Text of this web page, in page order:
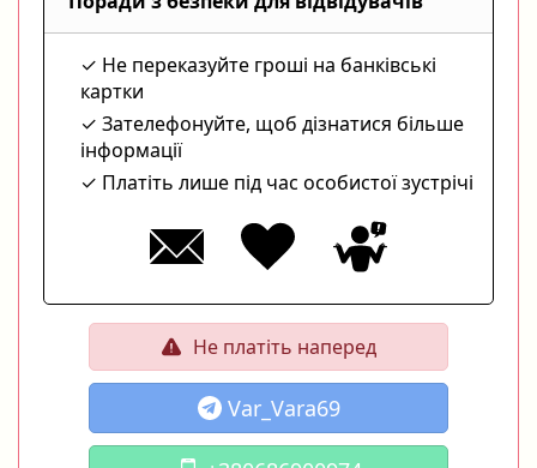
Не переказуйте гроші на банківські
картки
Зателефонуйте, щоб дізнатися більше
інформації
Платіть лише під час особистої зустрічі
Не платіть наперед
Var_Vara69